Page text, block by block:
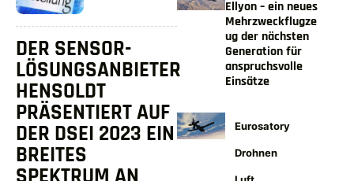
DER SENSOR-
LÖSUNGSANBIETER
HENSOLDT
PRÄSENTIERT AUF
DER DSEI 2023 EIN
BREITES
Ellyon – ein neues
Mehrzweckflugze
ug der nächsten
Generation für
anspruchsvolle
Einsätze
Eurosatory
Drohnen